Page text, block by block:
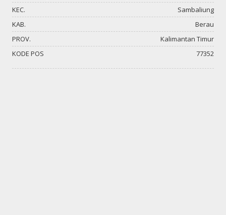
KEC.
Sambaliung
KAB.
Berau
PROV.
Kalimantan Timur
KODE POS
77352